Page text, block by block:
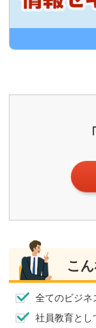
こ
全てのビジネ
社員教育とし